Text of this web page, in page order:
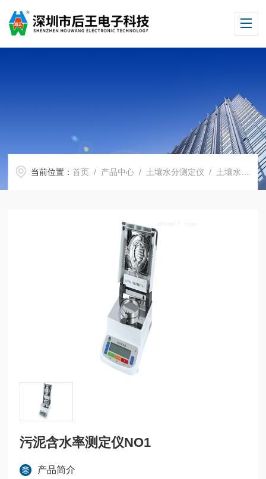
当前位置：首页 / 产品中心 / 土壤水分测定仪 / 土壤水分测定仪
污泥含水率测定仪NO1
产品简介